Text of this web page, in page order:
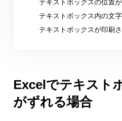
テキストボックスの位置
テキストボックス内の文
テキストボックスが印刷
Excelでテキスト
がずれる場合